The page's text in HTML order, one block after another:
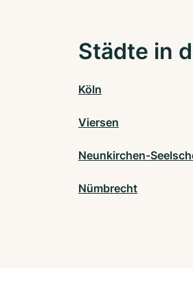
Städte in
Köln
Viersen
Neunkirchen-
Nümbrecht